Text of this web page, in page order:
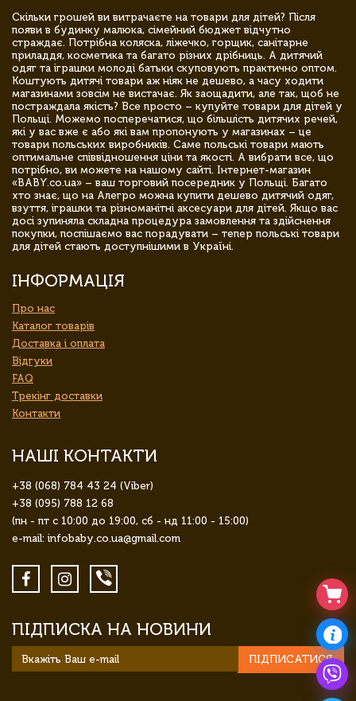
Скільки грошей ви витрачаєте на товари для дітей? Після
появи в будинку малюка, сімейний бюджет відчутно
страждає. Потрібна коляска, ліжечко, горщик, санітарне
приладдя, косметика та багато різних дрібниць. А дитячий
одяг та іграшки молоді батьки скуповують практично оптом.
Коштують дитячі товари аж ніяк не дешево, а часу ходити
магазинами зовсім не вистачає. Як заощадити, але так, щоб не
постраждала якість? Все просто – купуйте товари для дітей у
Польщі. Можемо посперечатися, що більшість дитячих речей,
які у вас вже є або які вам пропонують у магазинах – це
товари польських виробників. Саме польські товари мають
оптимальне співвідношення ціни та якості. А вибрати все, що
потрібно, ви можете на нашому сайті. Інтернет-магазин
«BABY.co.ua» – ваш торговий посередник у Польщі. Багато
хто знає, що на Алегро можна купити дешево дитячий одяг,
взуття, іграшки та різноманітні аксесуари для дітей. Якщо вас
досі зупиняла складна процедура замовлення та здійснення
покупки, поспішаємо вас порадувати – тепер польські товари
для дітей стають доступнішими в Україні.
ІНФОРМАЦІЯ
Про нас
Каталог товарів
Доставка і оплата
Відгуки
FAQ
Трекінг доставки
Контакти
НАШІ КОНТАКТИ
+38 (068) 784 43 24 (Viber)
+38 (095) 788 12 68
(пн - пт с 10:00 до 19:00, сб - нд 11:00 - 15:00)
e-mail: infobaby.co.ua@gmail.com
ПІДПИСКА НА НОВИНИ
ПІДПИСАТИСЯ